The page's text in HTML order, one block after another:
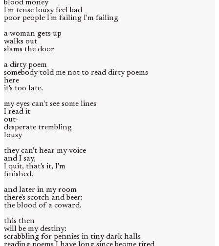
blood money
I'm tense lousy feel bad
poor people I'm failing I'm failing
a woman gets up
walks out
slams the door
a dirty poem
somebody told me not to read dirty poems
here
it's too late.
my eyes can't see some lines
I read it
out-
desperate trembling
lousy
they can't hear my voice
and I say,
I quit, that's it, I'm
finished.
and later in my room
there's scotch and beer:
the blood of a coward.
this then
will be my destiny:
scrabbling for pennies in tiny dark halls